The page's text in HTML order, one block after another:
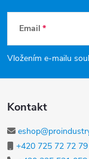
Zápätie
Email
Vložením e-mailu
Kontakt
+420 725 72 72 79